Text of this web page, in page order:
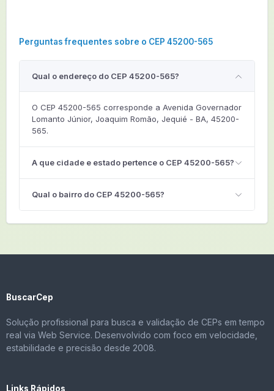
Perguntas frequentes sobre o CEP 45200-565
Qual o endereço do CEP 45200-565?
O CEP 45200-565 corresponde a Avenida Governador
Lomanto Júnior, Joaquim Romão, Jequié - BA, 45200-
565.
A que cidade e estado pertence o CEP 45200-565?
Qual o bairro do CEP 45200-565?
BuscarCep
Solução profissional para busca e validação de CEPs em tempo
real via Web Service. Desenvolvido com foco em velocidade,
estabilidade e precisão desde 2008.
Links Rápidos